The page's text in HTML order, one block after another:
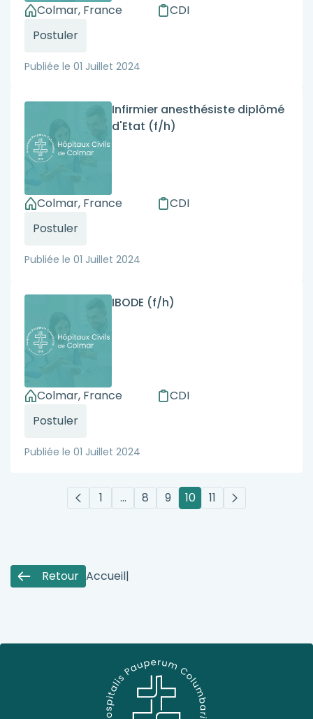
Colmar, France
CDI
Postuler
Publiée le 01 Juillet 2024
Infirmier anesthésiste diplômé
d'Etat (f/h)
Colmar, France
CDI
Postuler
Publiée le 01 Juillet 2024
IBODE (f/h)
Colmar, France
CDI
Postuler
Publiée le 01 Juillet 2024
1 … 8 9 10 11
Retour Accueil|